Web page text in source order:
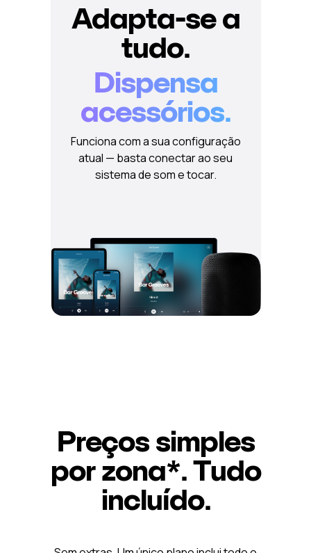
Dispensa
acessórios.
Adapta-se a
tudo.
Funciona com a sua configuração
atual — basta conectar ao seu
sistema de som e tocar.
Preços simples
por zona*. Tudo
incluído.